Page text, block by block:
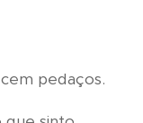
pedaços.